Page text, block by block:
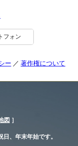
フォン
ー 著作権について
図 ］
、年末年始です。